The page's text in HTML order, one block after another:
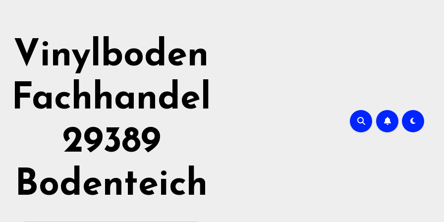
Vinylboden
Fachhandel
29389
Bodenteich